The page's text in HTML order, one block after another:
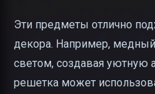
Эти предметы отлично
декора. Например,
светом, создавая уютную
решетка может